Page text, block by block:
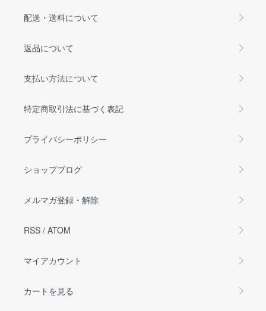
配送・送料について
返品について
支払い方法について
特定商取引法に基づく表記
プライバシーポリシー
ショップブログ
メルマガ登録・解除
RSS / ATOM
マイアカウント
カートを見る